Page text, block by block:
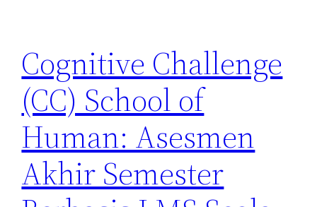
Cognitive Challenge
(CC) School of
Human: Asesmen
Akhir Semester